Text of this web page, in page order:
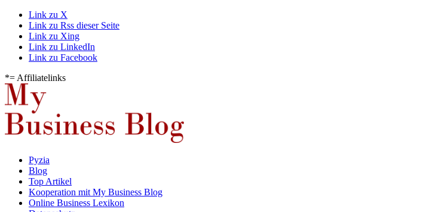
Link zu X
Link zu Rss dieser Seite
Link zu Xing
Link zu LinkedIn
Link zu Facebook
*= Affiliatelinks
Pyzia
Blog
Top Artikel
Kooperation mit My Business Blog
Online Business Lexikon